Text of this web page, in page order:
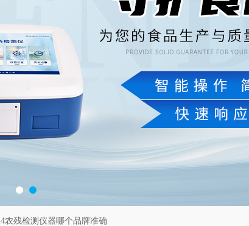
农残检测仪器哪个品牌准确